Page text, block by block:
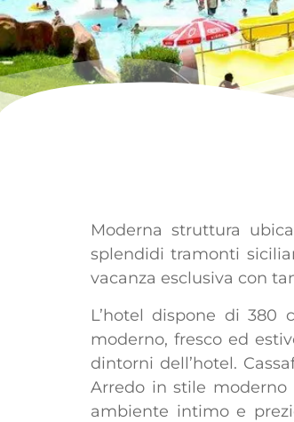
Moderna struttura
splendidi tramonti
vacanza esclusiva con
L’hotel dispone di 380
moderno, fresco ed
dintorni dell’hotel.
Arredo in stile
ambiente intimo e